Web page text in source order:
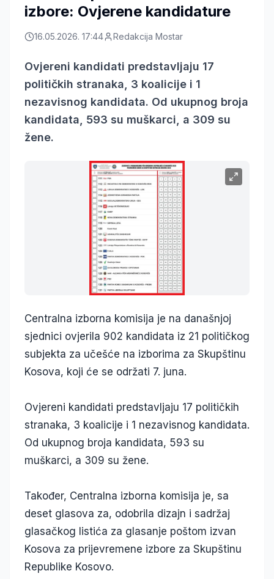
izbore: Ovjerene kandidature
16.05.2026. 17:44 Redakcija Mostar
Ovjereni kandidati predstavljaju 17
političkih stranaka, 3 koalicije i 1
nezavisnog kandidata. Od ukupnog broja
kandidata, 593 su muškarci, a 309 su
žene.
Centralna izborna komisija je na današnjoj
sjednici ovjerila 902 kandidata iz 21 političkog
subjekta za učešće na izborima za Skupštinu
Kosova, koji će se održati 7. juna.
Ovjereni kandidati predstavljaju 17 političkih
stranaka, 3 koalicije i 1 nezavisnog kandidata.
Od ukupnog broja kandidata, 593 su
muškarci, a 309 su žene.
Također, Centralna izborna komisija je, sa
deset glasova za, odobrila dizajn i sadržaj
glasačkog listića za glasanje poštom izvan
Kosova za prijevremene izbore za Skupštinu
Republike Kosovo.